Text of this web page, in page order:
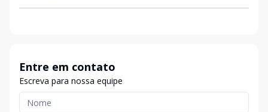
Entre em contato
Escreva para nossa equipe